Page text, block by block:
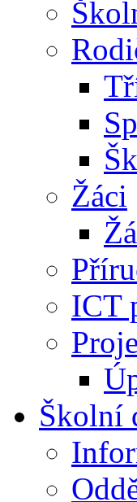
Žáci
ICT
Školní